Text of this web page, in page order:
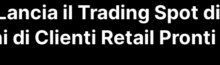
il Trading Spot di
di Clienti Retail Pronti